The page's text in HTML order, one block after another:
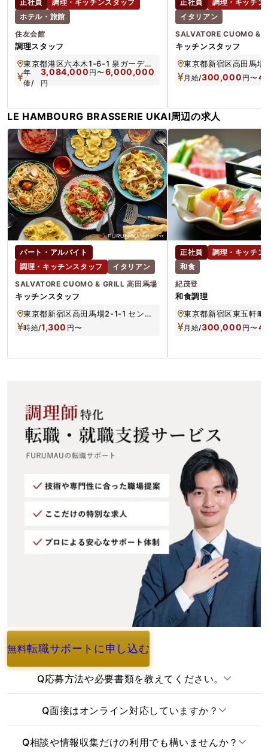
正社員
調理・キッチンスタッフ
ホテル・旅館
住友会館
調理スタッフ
東京都港区六本木1-6-1 泉ガーデンタワー42F
年
俸/
3,084,000 円〜6,000,000
円
正社員
調理・キッチン
イタリアン
SALVATORE CUOMO &
キッチンスタッフ
月給/300,000 円〜
LE HAMBOURG BRASSERIE UKAI周辺の求人
パート・アルバイト
調理・キッチンスタッフ
イタリアン
SALVATORE CUOMO & GRILL 高田馬場
キッチンスタッフ
東京都新宿区高田馬場2-1-1 センテニアルタワー1・2F
時給/1,300 円〜
正社員
調理・キッチン
和食
紀茂登
和食調理
東京都新宿区東五軒
月給/300,000 円〜
無料転職サポートに申し込む
よくあるご質問
Q応募方法や必要書類を教えてください。
Q面接はオンライン対応していますか？
Q相談や情報収集だけの利用でも構いませんか？